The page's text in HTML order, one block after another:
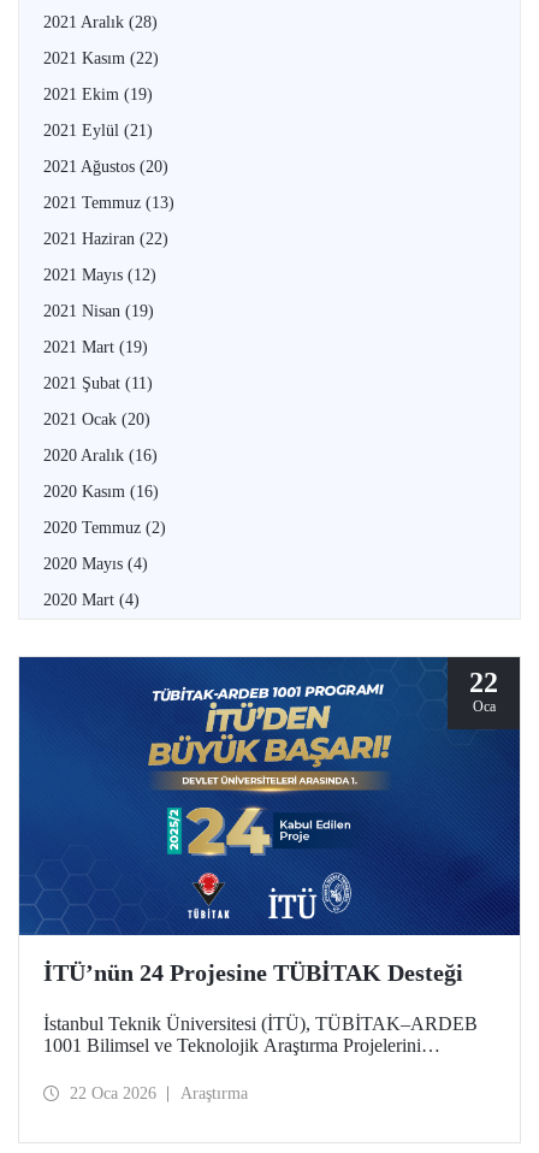
2021 Aralık (28)
2021 Kasım (22)
2021 Ekim (19)
2021 Eylül (21)
2021 Ağustos (20)
2021 Temmuz (13)
2021 Haziran (22)
2021 Mayıs (12)
2021 Nisan (19)
2021 Mart (19)
2021 Şubat (11)
2021 Ocak (20)
2020 Aralık (16)
2020 Kasım (16)
2020 Temmuz (2)
2020 Mayıs (4)
2020 Mart (4)
22
Oca
İTÜ’nün 24 Projesine TÜBİTAK Desteği
İstanbul Teknik Üniversitesi (İTÜ), TÜBİTAK–ARDEB
1001 Bilimsel ve Teknolojik Araştırma Projelerini
değerlendirme sonuçlarına göre 24 projesiyle
22 Oca 2026 Araştırma